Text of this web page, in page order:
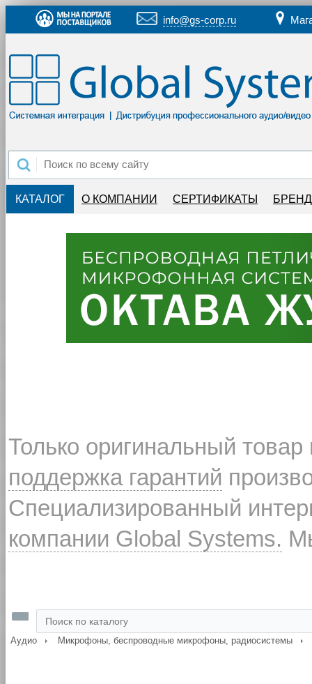
info@gs-corp.ru
КАТАЛОГ О КОМПАНИИ СЕРТИФИКАТЫ
Только оригинальный
поддержка гарантий
Специализированный
компании Global Systems.
Аудио Микрофоны, беспроводные микрофоны, радиосистемы